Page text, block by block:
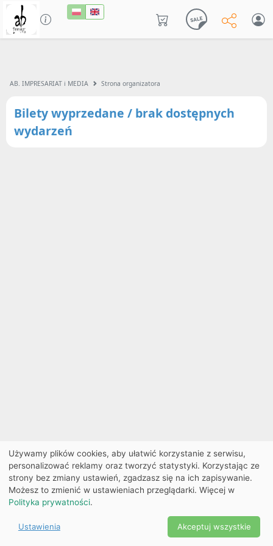
AB. IMPRESARIAT i MEDIA Strona organizatora
Bilety wyprzedane / brak dostępnych
wydarzeń
Ekobilet2026 |
Ustawienia
cookies
2026
Używamy plików cookies, aby ułatwić korzystanie z serwisu,
personalizować reklamy oraz tworzyć statystyki. Korzystając ze
strony bez zmiany ustawień, zgadzasz się na ich zapisywanie.
Możesz to zmienić w ustawieniach przeglądarki. Więcej w
Polityka prywatności.
Ustawienia Akceptuj wszystkie